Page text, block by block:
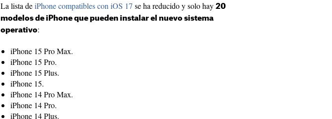
La lista deiPhone compatibles con iOS 17 se ha reducido y solo hay 20
modelos de iPhone que pueden instalar el nuevo sistema
operativo:
iPhone 15 Pro Max.
iPhone 15 Pro.
iPhone 15 Plus.
iPhone 15.
iPhone 14 Pro Max.
iPhone 14 Pro.
iPhone 14 Plus.